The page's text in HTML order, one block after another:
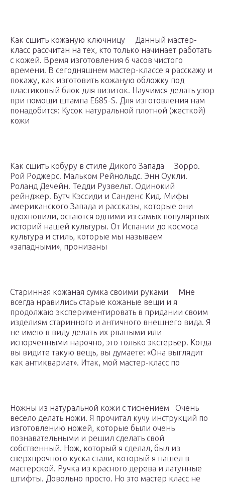
Как сшить кожаную ключницу Данный мастер-
класс рассчитан на тех, кто только начинает работать
с кожей. Время изготовления 6 часов чистого
времени. В сегодняшнем мастер-классе я расскажу и
покажу, как изготовить кожаную обложку под
пластиковый блок для визиток. Научимся делать узор
при помощи штампа E685-S. Для изготовления нам
понадобится: Кусок натуральной плотной (жесткой)
кожи
Как сшить кобуру в стиле Дикого Запада Зорро.
Рой Роджерс. Мальком Рейнольдс. Энн Оукли.
Роланд Дечейн. Тедди Рузвельт. Одинокий
рейнджер. Бутч Кэссиди и Санденс Кид. Мифы
американского Запада и рассказы, которые они
вдохновили, остаются одними из самых популярных
историй нашей культуры. От Испании до космоса
культура и стиль, которые мы называем
«западными», пронизаны
Старинная кожаная сумка своими руками Мне
всегда нравились старые кожаные вещи и я
продолжаю экспериментировать в придании своим
изделиям старинного и античного внешнего вида. Я
не имею в виду делать их рваными или
испорченными нарочно, это только экстерьер. Когда
вы видите такую вещь, вы думаете: «Она выглядит
как антиквариат». Итак, мой мастер-класс по
Ножны из натуральной кожи с тиснением Очень
весело делать ножи. Я прочитал кучу инструкций по
изготовлению ножей, которые были очень
познавательными и решил сделать свой
собственный. Нож, который я сделал, был из
сверхпрочного куска стали, который я нашел в
мастерской. Ручка из красного дерева и латунные
штифты. Довольно просто. Но это мастер класс не